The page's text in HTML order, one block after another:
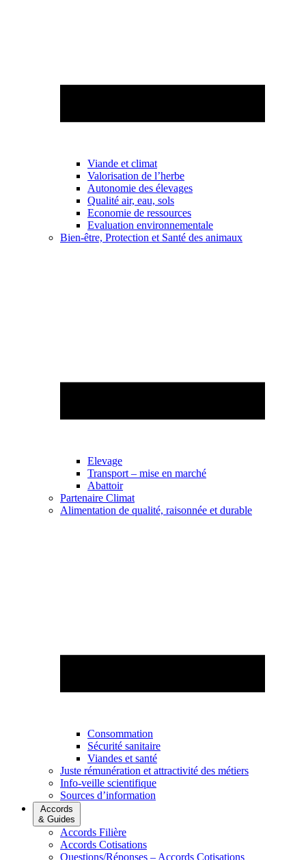
Viande et climat
Valorisation de l’herbe
Autonomie des élevages
Qualité air, eau, sols
Economie de ressources
Evaluation environnementale
Bien-être, Protection et Santé des animaux
Elevage
Transport – mise en marché
Abattoir
Partenaire Climat
Alimentation de qualité, raisonnée et durable
Consommation
Sécurité sanitaire
Viandes et santé
Juste rémunération et attractivité des métiers
Info-veille scientifique
Sources d’information
Accords
& Guides
Accords Filière
Accords Cotisations
Questions/Réponses – Accords Cotisations